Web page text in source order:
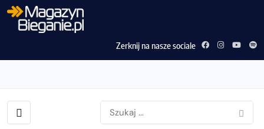
Zerknij na nasze sociale